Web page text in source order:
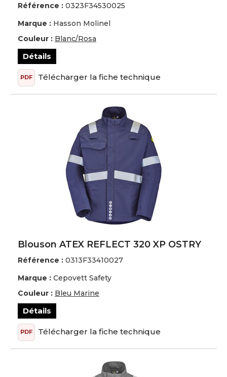
Référence : 0323F34530025
Marque : Hasson Molinel
Couleur : Blanc/Rosa
Détails
PDF Télécharger la fiche technique
Blouson ATEX REFLECT 320 XP OSTRY
Référence : 0313F33410027
Marque : Cepovett Safety
Couleur : Bleu Marine
Détails
PDF Télécharger la fiche technique